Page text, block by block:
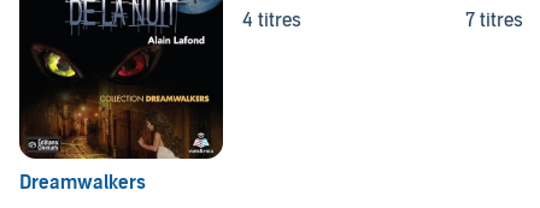
Dreamwalkers
4 titres
7 titres